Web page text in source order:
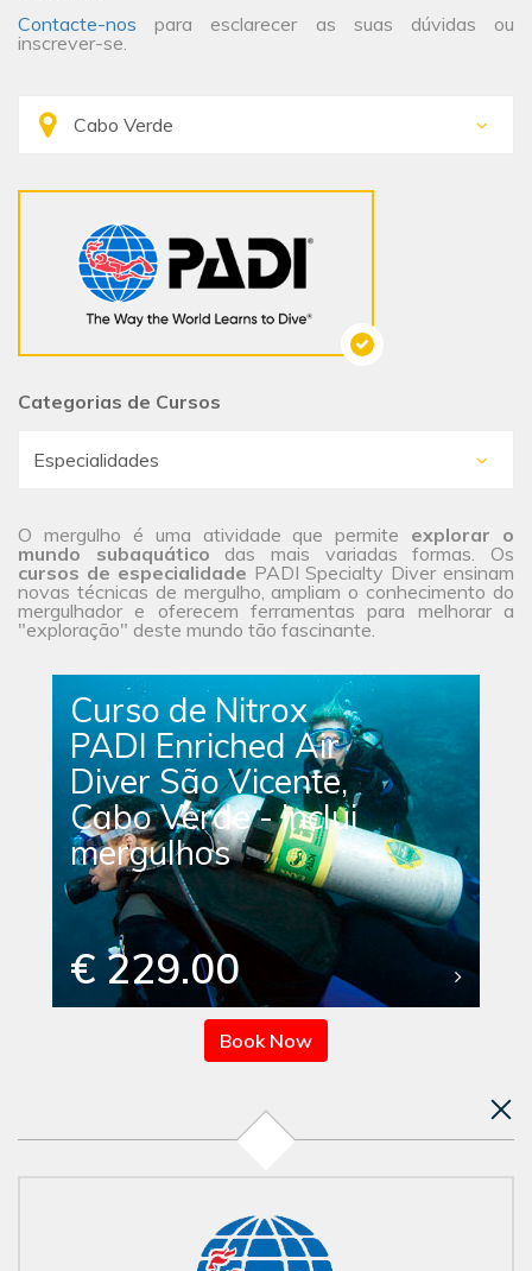
Contacte-nos para esclarecer as suas dúvidas ou
inscrever-se.
Categorias de Cursos
O mergulho é uma atividade que permite explorar o
mundo subaquático das mais variadas formas. Os
cursos de especialidade PADI Specialty Diver ensinam
novas técnicas de mergulho, ampliam o conhecimento do
mergulhador e oferecem ferramentas para melhorar a
"exploração" deste mundo tão fascinante.
Curso de Nitrox
PADI Enriched Air
Diver São Vicente,
Cabo Verde - inclui
mergulhos
€ 229.00
Book Now